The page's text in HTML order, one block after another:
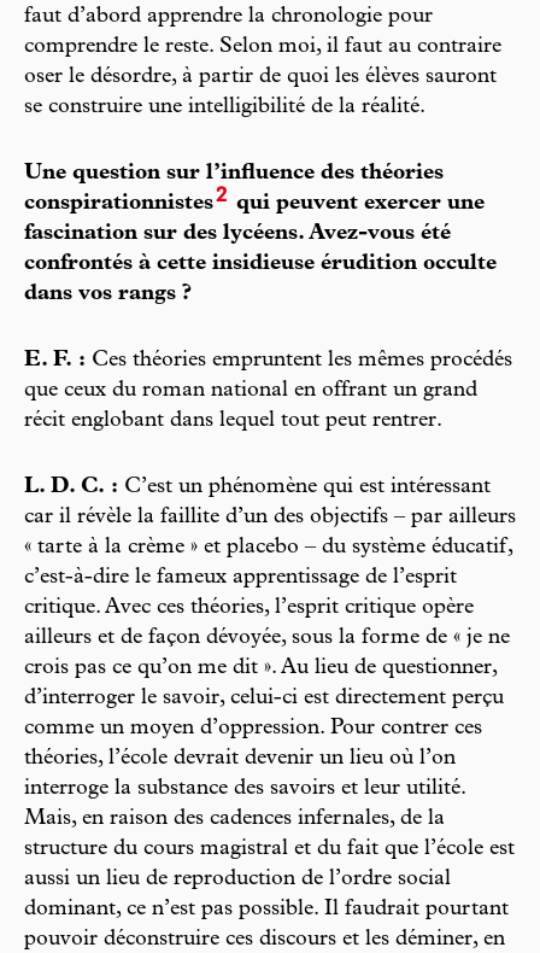
faut d’abord apprendre la chronologie pour
comprendre le reste. Selon moi, il faut au contraire
oser le désordre, à partir de quoi les élèves sauront
se construire une intelligibilité de la réalité.
Une question sur l’influence des théories
conspirationnistes2 qui peuvent exercer une
fascination sur des lycéens. Avez-vous été
confrontés à cette insidieuse érudition occulte
dans vos rangs ?
E. F. : Ces théories empruntent les mêmes procédés
que ceux du roman national en offrant un grand
récit englobant dans lequel tout peut rentrer.
L. D. C. : C’est un phénomène qui est intéressant
car il révèle la faillite d’un des objectifs – par ailleurs
« tarte à la crème » et placebo – du système éducatif,
c’est-à-dire le fameux apprentissage de l’esprit
critique. Avec ces théories, l’esprit critique opère
ailleurs et de façon dévoyée, sous la forme de « je ne
crois pas ce qu’on me dit ». Au lieu de questionner,
d’interroger le savoir, celui-ci est directement perçu
comme un moyen d’oppression. Pour contrer ces
théories, l’école devrait devenir un lieu où l’on
interroge la substance des savoirs et leur utilité.
Mais, en raison des cadences infernales, de la
structure du cours magistral et du fait que l’école est
aussi un lieu de reproduction de l’ordre social
dominant, ce n’est pas possible. Il faudrait pourtant
pouvoir déconstruire ces discours et les déminer, en